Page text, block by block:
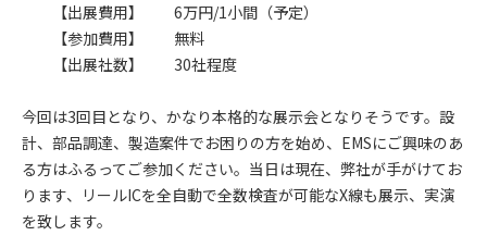
【出展費用】 6万円/1小間（予定）
【参加費用】 無料
【出展社数】 30社程度
今回は3回目となり、かなり本格的な展示会となりそうです。設
計、部品調達、製造案件でお困りの方を始め、EMSにご興味のあ
る方はふるってご参加ください。当日は現在、弊社が手がけてお
ります、リールICを全自動で全数検査が可能なX線も展示、実演
を致します。